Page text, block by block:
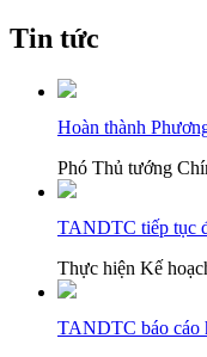
Tin tức
Hoàn thành
Phó Thủ tướng
TANDTC tiếp tục
Thực hiện Kế
TANDTC báo cáo